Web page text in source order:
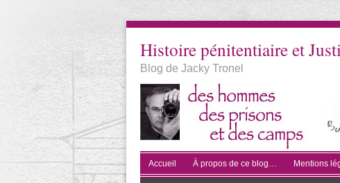
Histoire pénitentiaire et
Blog de Jacky Tronel
Accueil À propos de ce blog… Mentions